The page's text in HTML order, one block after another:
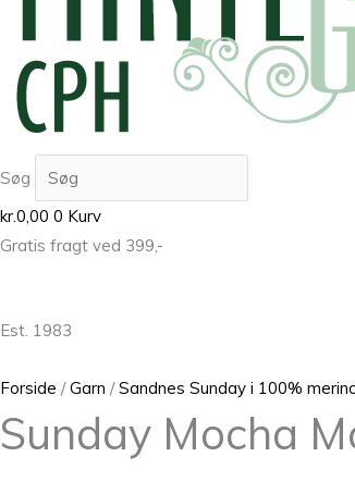
Søg
kr.0,00 0 Kurv
Gratis fragt ved 399,-
Est. 1983
Forside /Garn /Sandnes Sunday i 100%
Sunday Mocha